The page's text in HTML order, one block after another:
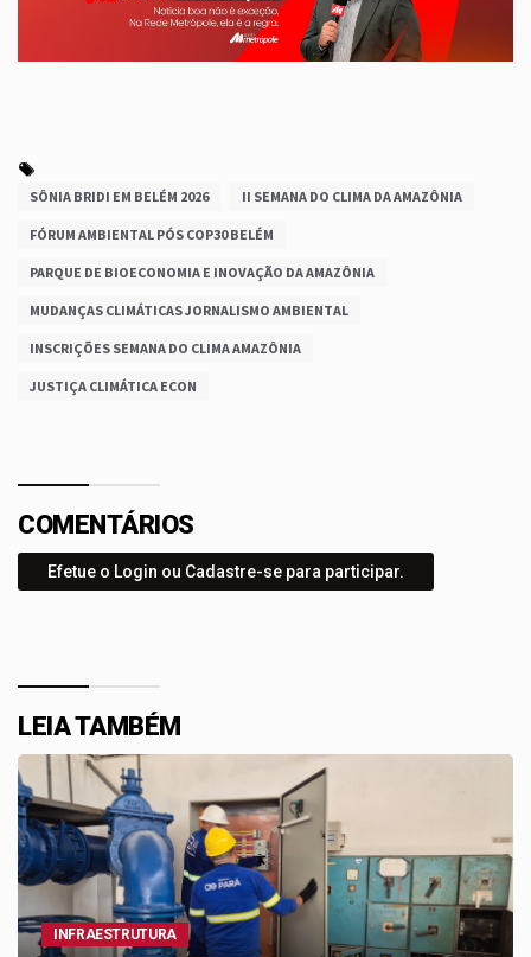
SÔNIA BRIDI EM BELÉM 2026 II SEMANA DO CLIMA DA AMAZÔNIA
FÓRUM AMBIENTAL PÓS COP30 BELÉM
PARQUE DE BIOECONOMIA E INOVAÇÃO DA AMAZÔNIA
MUDANÇAS CLIMÁTICAS JORNALISMO AMBIENTAL
INSCRIÇÕES SEMANA DO CLIMA AMAZÔNIA
JUSTIÇA CLIMÁTICA ECON
COMENTÁRIOS
Efetue o Login ou Cadastre-se para participar.
LEIA TAMBÉM
INFRAESTRUTURA